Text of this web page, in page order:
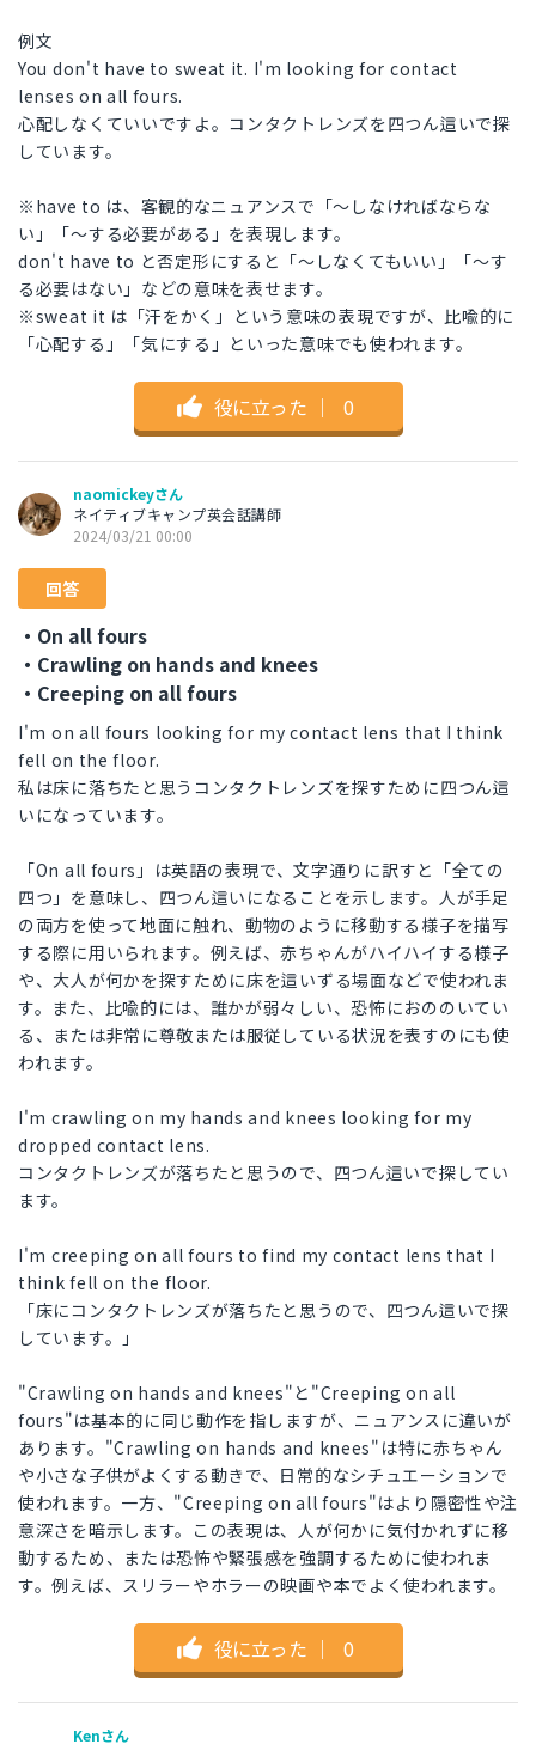
例文
You don't have to sweat it. I'm looking for contact
lenses on all fours.
心配しなくていいですよ。コンタクトレンズを四つん這いで探
しています。
※have to は、客観的なニュアンスで「～しなければならな
い」「～する必要がある」を表現します。
don't have to と否定形にすると「〜しなくてもいい」「～す
る必要はない」などの意味を表せます。
※sweat it は「汗をかく」という意味の表現ですが、比喩的に
「心配する」「気にする」といった意味でも使われます。
役に立った ｜ 0
naomickeyさん
ネイティブキャンプ英会話講師
2024/03/21 00:00
回答
・On all fours
・Crawling on hands and knees
・Creeping on all fours
I'm on all fours looking for my contact lens that I think
fell on the floor.
私は床に落ちたと思うコンタクトレンズを探すために四つん這
いになっています。
「On all fours」は英語の表現で、文字通りに訳すと「全ての
四つ」を意味し、四つん這いになることを示します。人が手足
の両方を使って地面に触れ、動物のように移動する様子を描写
する際に用いられます。例えば、赤ちゃんがハイハイする様子
や、大人が何かを探すために床を這いずる場面などで使われま
す。また、比喩的には、誰かが弱々しい、恐怖におののいてい
る、または非常に尊敬または服従している状況を表すのにも使
われます。
I'm crawling on my hands and knees looking for my
dropped contact lens.
コンタクトレンズが落ちたと思うので、四つん這いで探してい
ます。
I'm creeping on all fours to find my contact lens that I
think fell on the floor.
「床にコンタクトレンズが落ちたと思うので、四つん這いで探
しています。」
"Crawling on hands and knees"と"Creeping on all
fours"は基本的に同じ動作を指しますが、ニュアンスに違いが
あります。"Crawling on hands and knees"は特に赤ちゃん
や小さな子供がよくする動きで、日常的なシチュエーションで
使われます。一方、"Creeping on all fours"はより隠密性や注
意深さを暗示します。この表現は、人が何かに気付かれずに移
動するため、または恐怖や緊張感を強調するために使われま
す。例えば、スリラーやホラーの映画や本でよく使われます。
役に立った ｜ 0
Kenさん